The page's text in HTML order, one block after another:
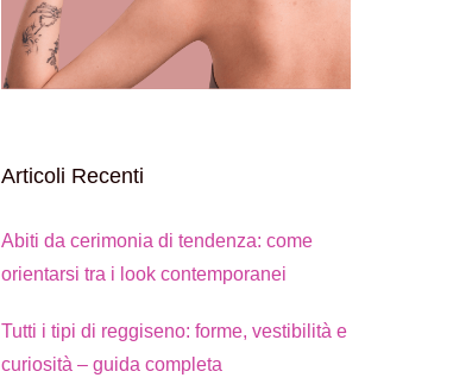
Articoli Recenti
Abiti da cerimonia di tendenza: come
orientarsi tra i look contemporanei
Tutti i tipi di reggiseno: forme, vestibilità e
curiosità – guida completa